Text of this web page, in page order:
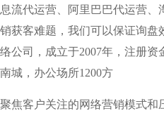
息流代运营、阿里巴巴代运营
销获客难题，我们可以保证询盘
络公司，成立于2007年，注册资
南城，办公场所1200方
聚焦客户关注的网络营销模式和